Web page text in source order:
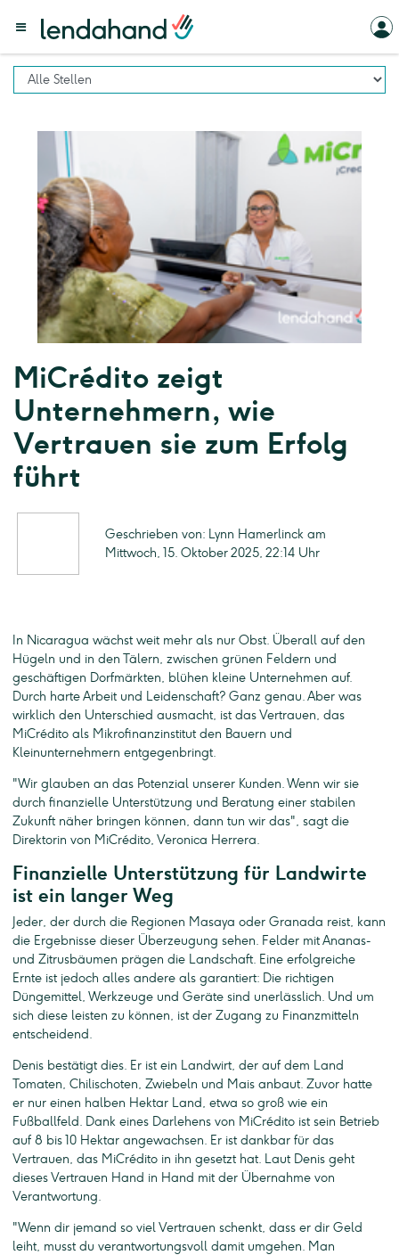
MiCrédito zeigt
Unternehmern, wie
Vertrauen sie zum Erfolg
führt
Geschrieben von: Lynn Hamerlinck am
Mittwoch, 15. Oktober 2025, 22:14 Uhr
In Nicaragua wächst weit mehr als nur Obst. Überall auf den
Hügeln und in den Tälern, zwischen grünen Feldern und
geschäftigen Dorfmärkten, blühen kleine Unternehmen auf.
Durch harte Arbeit und Leidenschaft? Ganz genau. Aber was
wirklich den Unterschied ausmacht, ist das Vertrauen, das
MiCrédito als Mikrofinanzinstitut den Bauern und
Kleinunternehmern entgegenbringt.
"Wir glauben an das Potenzial unserer Kunden. Wenn wir sie
durch finanzielle Unterstützung und Beratung einer stabilen
Zukunft näher bringen können, dann tun wir das", sagt die
Direktorin von MiCrédito, Veronica Herrera.
Finanzielle Unterstützung für Landwirte
ist ein langer Weg
Jeder, der durch die Regionen Masaya oder Granada reist, kann
die Ergebnisse dieser Überzeugung sehen. Felder mit Ananas-
und Zitrusbäumen prägen die Landschaft. Eine erfolgreiche
Ernte ist jedoch alles andere als garantiert: Die richtigen
Düngemittel, Werkzeuge und Geräte sind unerlässlich. Und um
sich diese leisten zu können, ist der Zugang zu Finanzmitteln
entscheidend.
Denis bestätigt dies. Er ist ein Landwirt, der auf dem Land
Tomaten, Chilischoten, Zwiebeln und Mais anbaut. Zuvor hatte
er nur einen halben Hektar Land, etwa so groß wie ein
Fußballfeld. Dank eines Darlehens von MiCrédito ist sein Betrieb
auf 8 bis 10 Hektar angewachsen. Er ist dankbar für das
Vertrauen, das MiCrédito in ihn gesetzt hat. Laut Denis geht
dieses Vertrauen Hand in Hand mit der Übernahme von
Verantwortung.
"Wenn dir jemand so viel Vertrauen schenkt, dass er dir Geld
leiht, musst du verantwortungsvoll damit umgehen. Man